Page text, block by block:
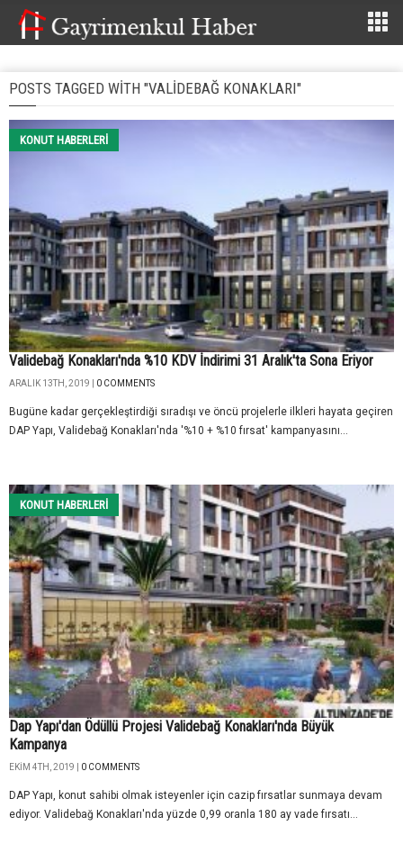
POSTS TAGGED WITH "VALIDEBAĞ KONAKLARI"
KONUT HABERLERI
Validebağ Konakları'nda %10 KDV İndirimi 31 Aralık'ta Sona Eriyor
ARALIK 13TH, 2019 | 0 COMMENTS
Bugüne kadar gerçekleştirdiği sıradışı ve öncü projelerle ilkleri hayata geçiren
DAP Yapı, Validebağ Konakları'nda '%10 + %10 fırsat' kampanyasını...
KONUT HABERLERI
Dap Yapı'dan Ödüllü Projesi Validebağ Konakları'nda Büyük
Kampanya
EKIM 4TH, 2019 | 0 COMMENTS
DAP Yapı, konut sahibi olmak isteyenler için cazip fırsatlar sunmaya devam
ediyor. Validebağ Konakları'nda yüzde 0,99 oranla 180 ay vade fırsatı...